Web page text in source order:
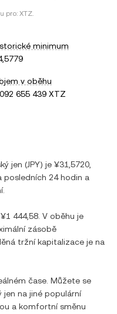
pro: XTZ.
minimum
v oběhu
655 439 XTZ
jen (JPY) je ¥31,5720
posledních 24 hodin a
¥1 444,58 . V oběhu je
zásobě
tržní kapitalizace je na
čase. Můžete se
jen na jiné populární
a komfortní směnu